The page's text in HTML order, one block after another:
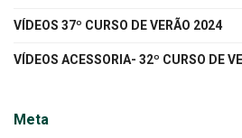
VÍDEOS 37º CURSO DE VERÃO 2024
VÍDEOS ACESSORIA- 32º CURSO DE
Meta